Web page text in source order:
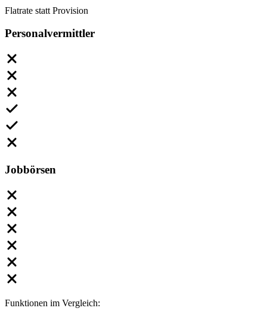
Flatrate statt Provision
Personalvermittler
Jobbörsen
Funktionen im Vergleich: